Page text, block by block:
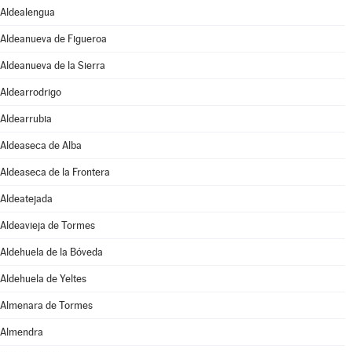
Aldealengua
Aldeanueva de Figueroa
Aldeanueva de la Sierra
Aldearrodrigo
Aldearrubia
Aldeaseca de Alba
Aldeaseca de la Frontera
Aldeatejada
Aldeavieja de Tormes
Aldehuela de la Bóveda
Aldehuela de Yeltes
Almenara de Tormes
Almendra